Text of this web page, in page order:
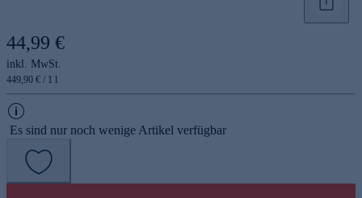
44,99 €
inkl. MwSt.
449,90 € / 1 l
Es sind nur noch wenige Artikel verfügbar